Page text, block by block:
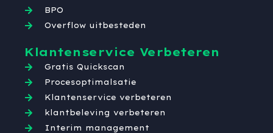
BPO
Overflow uitbesteden
Klantenservice Verbeteren
Gratis Quickscan
Procesoptimalsatie
Klantenservice verbeteren
klantbeleving verbeteren
Interim management